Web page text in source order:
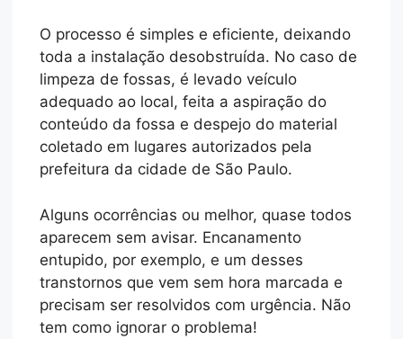
O processo é simples e eficiente, deixando
toda a instalação desobstruída. No caso de
limpeza de fossas, é levado veículo
adequado ao local, feita a aspiração do
conteúdo da fossa e despejo do material
coletado em lugares autorizados pela
prefeitura da cidade de São Paulo.
Alguns ocorrências ou melhor, quase todos
aparecem sem avisar. Encanamento
entupido, por exemplo, e um desses
transtornos que vem sem hora marcada e
precisam ser resolvidos com urgência. Não
tem como ignorar o problema!